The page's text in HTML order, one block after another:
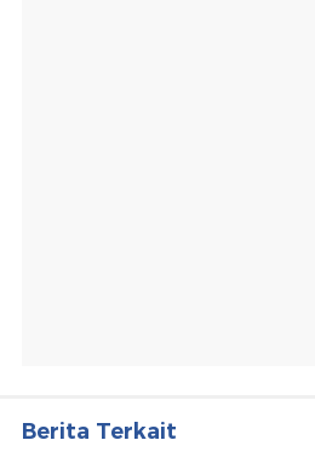
Berita Terkait